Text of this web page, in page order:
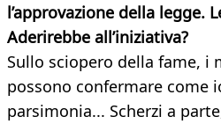
l’approvazione della legge.
Aderirebbe all’iniziativa?
Sullo sciopero della fame, i
possono confermare come
parsimonia... Scherzi a